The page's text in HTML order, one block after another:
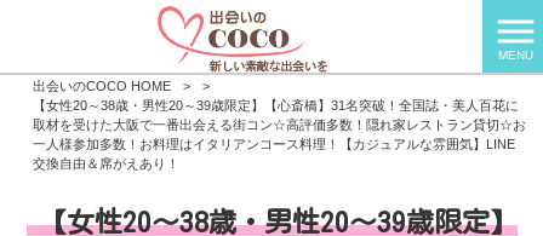
MENU
出会いのCOCO HOME >
>
【女性20～38歳・男性20～39歳限定】【心斎橋】31名突破！全国誌・美人百花に
取材を受けた大阪で一番出会える街コン☆高評価多数！隠れ家レストラン貸切☆お
一人様参加多数！お料理はイタリアンコース料理！【カジュアルな雰囲気】LINE
交換自由＆席がえあり！
【女性20～38歳・男性20～39歳限定】